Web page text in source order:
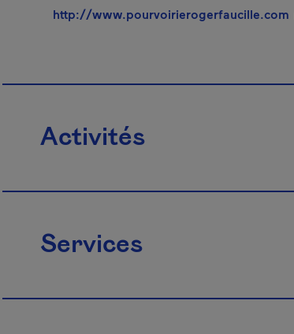
http://www.pourvoirierogerfaucille.com
Activités
Services